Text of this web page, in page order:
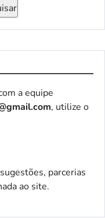
a equipe
, utilize o
parcerias
ao site.